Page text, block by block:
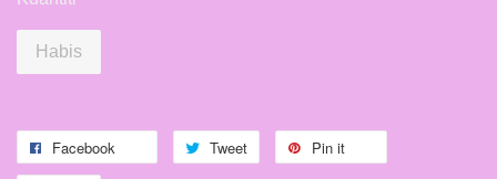
Habis
Facebook Tweet Pin it